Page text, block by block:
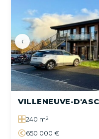
‹
VILLENEUVE-
240 m²
650 000 €